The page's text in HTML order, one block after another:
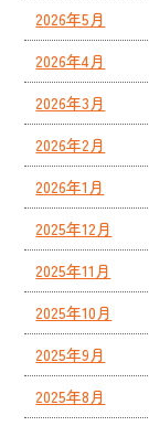
2026年5月
2026年4月
2026年3月
2026年2月
2026年1月
2025年12月
2025年11月
2025年10月
2025年9月
2025年8月